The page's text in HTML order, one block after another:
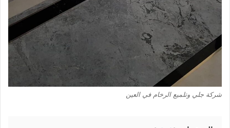
شركة جلي وتلميع الرخام في العين